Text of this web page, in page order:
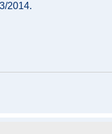
2014.